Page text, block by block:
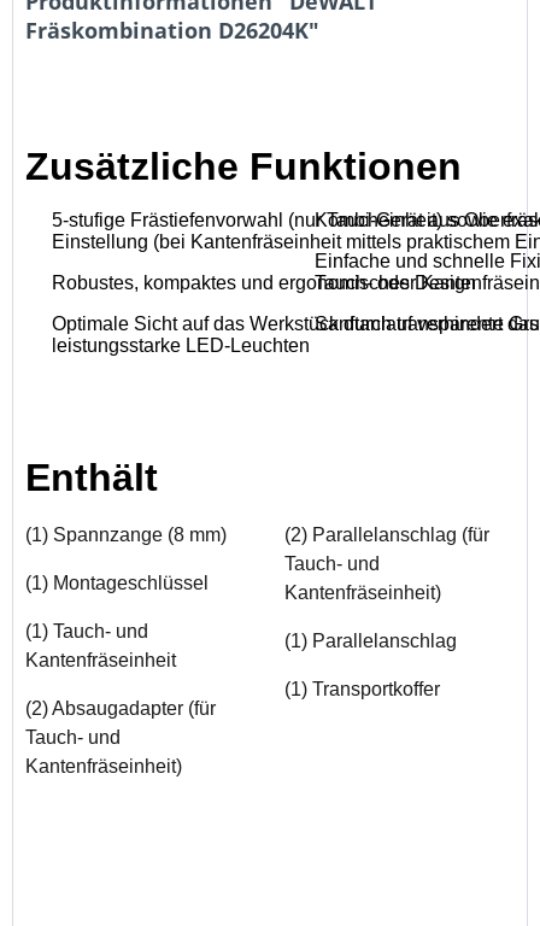
Fräskombination D26204K"
Zusätzliche Funktionen
5-stufige Frästiefenvorwahl (nur Taucheinheit) sowie
Einstellung (bei Kantenfräseinheit mittels praktischem
Robustes, kompaktes und ergonomisches Design
Optimale Sicht auf das Werkstück durch transparente
leistungsstarke LED-Leuchten
Kombi-Gerät aus
Einfache und schnelle
Tauch- oder
Sanftanlauf verhindert
Enthält
(1) Spannzange (8 mm)
(1) Montageschlüssel
(1) Tauch- und
Kantenfräseinheit
(2) Absaugadapter (für
Tauch- und
Kantenfräseinheit)
(2) Parallelanschlag (für
Tauch- und
Kantenfräseinheit)
(1) Parallelanschlag
(1) Transportkoffer